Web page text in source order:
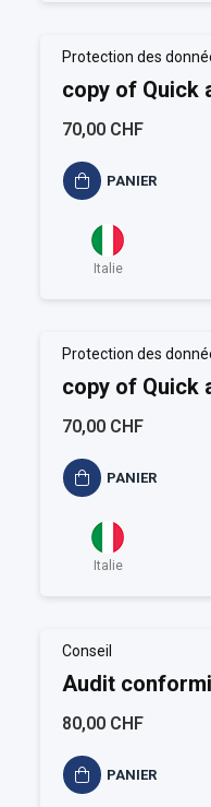
Protection des
copy of Quick
Sécurité au
70,00 CHF
PANIER
Italie
Protection des
copy of Quick
Sécurité au
70,00 CHF
PANIER
Italie
Conseil
Audit
80,00 CHF
PANIER